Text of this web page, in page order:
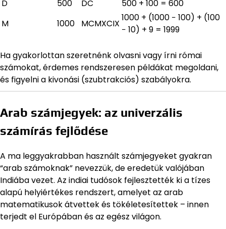
D
500 DC
500 + 100 = 600
M
1000 MCMXCIX
1000 + (1000 − 100) + (100
− 10) + 9 = 1999
Ha gyakorlottan szeretnénk olvasni vagy írni római
számokat, érdemes rendszeresen példákat megoldani,
és figyelni a kivonási (szubtrakciós) szabályokra.
Arab számjegyek: az univerzális
számírás fejlődése
A ma leggyakrabban használt számjegyeket gyakran
“arab számoknak” nevezzük, de eredetük valójában
Indiába vezet. Az indiai tudósok fejlesztették ki a tízes
alapú helyiértékes rendszert, amelyet az arab
matematikusok átvettek és tökéletesítettek – innen
terjedt el Európában és az egész világon.